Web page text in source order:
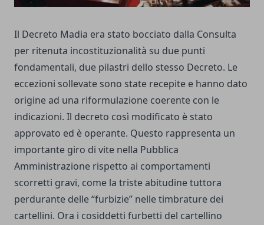
Il Decreto Madia era stato bocciato dalla Consulta
per ritenuta incostituzionalità su due punti
fondamentali, due pilastri dello stesso Decreto. Le
eccezioni sollevate sono state recepite e hanno dato
origine ad una riformulazione coerente con le
indicazioni. Il decreto così modificato è stato
approvato ed è operante. Questo rappresenta un
importante giro di vite nella Pubblica
Amministrazione rispetto ai comportamenti
scorretti gravi, come la triste abitudine tuttora
perdurante delle “furbizie” nelle timbrature dei
cartellini. Ora i cosiddetti furbetti del cartellino